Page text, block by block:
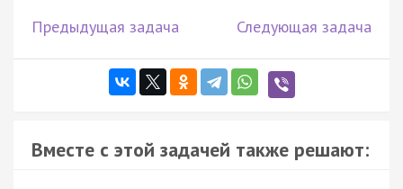
Предыдущая задача Следующая задача
Вместе с этой задачей также решают: